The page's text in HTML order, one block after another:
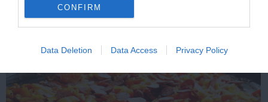
CONFIRM
Data Deletion Data Access Privacy Policy
Kép és a videó forrása: https://www.youtube.com/watch?
v=cH3E3Fhm12M